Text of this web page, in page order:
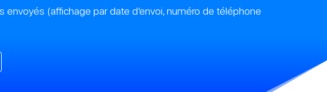
(affichage par date d’envoi, numéro de téléphone